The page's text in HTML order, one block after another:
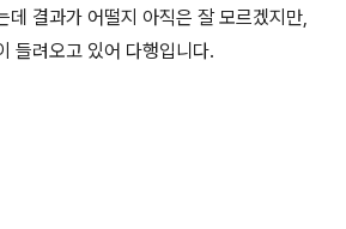
데 결과가 어떨지 아직은 잘 모르겠지만,
들려오고 있어 다행입니다.